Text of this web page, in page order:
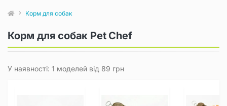
Корм для собак
Корм для собак Pet Chef
У наявності: 1 моделей від 89 грн